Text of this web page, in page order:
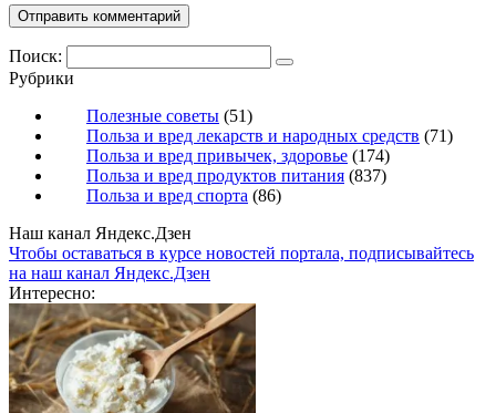
Поиск:
Рубрики
Полезные советы (51)
Польза и вред лекарств и народных средств (71)
Польза и вред привычек, здоровье (174)
Польза и вред продуктов питания (837)
Польза и вред спорта (86)
Наш канал Яндекс.Дзен
Чтобы оставаться в курсе новостей портала, подписывайтесь
на наш канал Яндекс.Дзен
Интересно: